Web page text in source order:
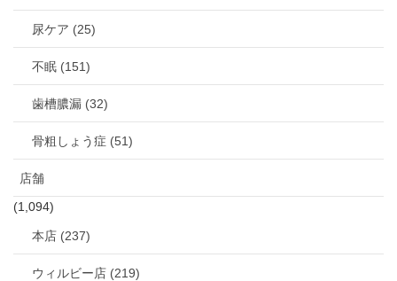
尿ケア (25)
不眠 (151)
歯槽膿漏 (32)
骨粗しょう症 (51)
店舗
(1,094)
本店 (237)
ウィルビー店 (219)